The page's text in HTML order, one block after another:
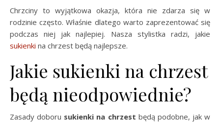
Chrzciny to wyjątkowa okazja, która nie zdarza się w
rodzinie często. Właśnie dlatego warto zaprezentować się
podczas niej jak najlepiej. Nasza stylistka radzi, jakie
sukienki na chrzest będą najlepsze.
Jakie sukienki na chrzest
będą nieodpowiednie?
Zasady doboru sukienki na chrzest będą podobne, jak w